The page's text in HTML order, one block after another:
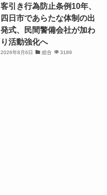
客引き行為防止条例10年、
四日市であらたな体制の出
発式、民間警備会社が加わ
り活動強化へ
2026年8月6日 総合 3189